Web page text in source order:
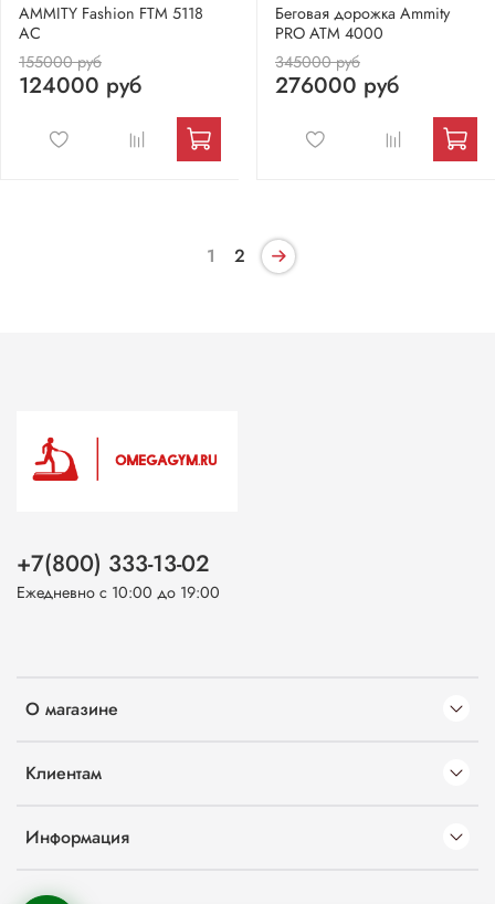
AMMITY Fashion FTM 5118
AC
155000 руб
124000 руб
Беговая дорожка Ammity
PRO ATM 4000
345000 руб
276000 руб
1 2
О магазине
Клиентам
Информация
+7(800) 333-13-02
Ежедневно с 10:00 до 19:00